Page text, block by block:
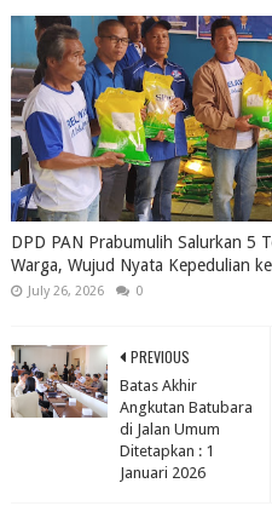
DPD PAN Prabumulih Salurkan 5
Warga, Wujud Nyata Kepedulian
July 26, 2026 0
PREVIOUS
Batas Akhir
Angkutan Batubara
di Jalan Umum
Ditetapkan : 1
Januari 2026